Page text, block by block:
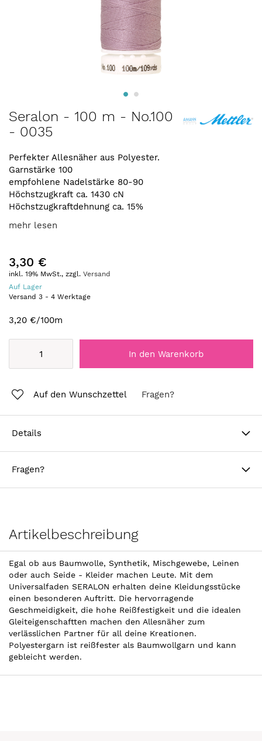
Anfang
der
springen
Seralon - 100 m - No.100
- 0035
Perfekter Allesnäher aus Polyester.
Garnstärke 100
empfohlene Nadelstärke 80-90
Höchstzugkraft ca. 1430 cN
Höchstzugkraftdehnung ca. 15%
mehr lesen
3,30 €
inkl. 19% MwSt., zzgl. Versand
Auf Lager
Versand 3 - 4 Werktage
3,20 €/100m
In den Warenkorb
Auf den Wunschzettel Fragen?
Details
Fragen?
Artikelbeschreibung
Egal ob aus Baumwolle, Synthetik, Mischgewebe, Leinen
oder auch Seide - Kleider machen Leute. Mit dem
Universalfaden SERALON erhalten deine Kleidungsstücke
einen besonderen Auftritt. Die hervorragende
Geschmeidigkeit, die hohe Reißfestigkeit und die idealen
Gleiteigenschaftten machen den Allesnäher zum
verlässlichen Partner für all deine Kreationen.
Polyestergarn ist reißfester als Baumwollgarn und kann
gebleicht werden.